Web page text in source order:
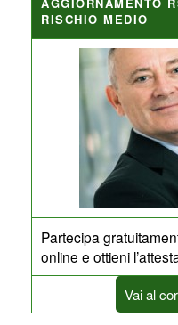
RISCHIO MEDIO
Partecipa
online e ottieni
Vai al